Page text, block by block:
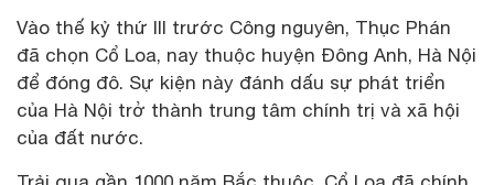
Vào thế kỷ thứ III trước Công nguyên, Thục Phán
đã chọn Cổ Loa, nay thuộc huyện Đông Anh, Hà Nội
để đóng đô. Sự kiện này đánh dấu sự phát triển
của Hà Nội trở thành trung tâm chính trị và xã hội
của đất nước.